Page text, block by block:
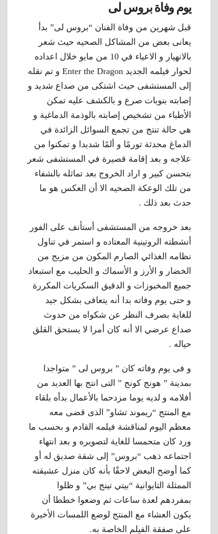
يوم وفاة بروس لى
قبل شهرين من وفاة الفنان “بروس لى” بدأ
يعانى بعض من المشاكل الصحيه حيث شعر
بالانهيار و الاعياء في 10 من مايو خلال اعداده
لحوار فيلمه الجديد Enter the Dragon و تم نقله
إلى المستشفى حيث اشتكى من صداع شديد و
إصابته بنوبات صرع و بالكشف عليه تمكن
الأطباء من تشخيص إصابته بالوذمة الدماغية و
هي حالة تنتج من تجمع السوائل الزائدة في
الدماغ محدثة تورمًا و ألمًا شديدا و تمكنوا من
علاجه و بعد إقامة قصيرة في المستشفى شعر
بتحسن كبير و اراد الخروج بعد تماثله بالشفاء
من تلك الوعكة الصحيه الا أن العكس هو ما
حدث بعد ذلك .
بعد خروجه من المستشفى أستأنف على الفور
أنشطته الروتينية المعتاده و استمر في تناول
نظامه الغذائي الصارم المكون من مزيج من
الخضار و الأرز و الأسماك و الحليب مع استبعاد
جميع المخبوزات و الدقيق السكريات المكررة
و حتى يوم وفاته بدا أنه يتعافى بشكل جيد
للغاية بصرف النظر عن شكواه من حدوث
صداع عرضي الا أنه كان أمرا لا يستحق القلق
حياله .
و فى يوم وفاته كان ” بروس لى ” متواجدا
بمدينة ” هونج كونج ” التى انتج بها العديد من
أفلامه و لديه يوما مزدحما بالأعمال بدأه بلقاء
مع المنتج “ريموند تشاو” الذى قضى معه
معظم اليوم لمناقشة فيلمه القادم و بحسب ما
ورد كان متحمسا للغاية لتصويره و بعد انتهاء
اجتماعه ذهب “بروس” إلى شقة صديق له أو
كما أوضح البعض لاحقًا بأنه كان منزل عشيقته
الممثلة التايوانية “بيتي تينج بي” و ظلوا
بمفردهم لعدة ساعات ثم وضعوا خططا أن
يكون العشاء مع المنتج لوضع اللمسات الأخيرة
على صفقة الفيلم الخاصة به.